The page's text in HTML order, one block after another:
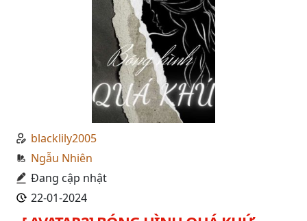
blacklily2005
Ngẫu Nhiên
Đang cập nhật
22-01-2024